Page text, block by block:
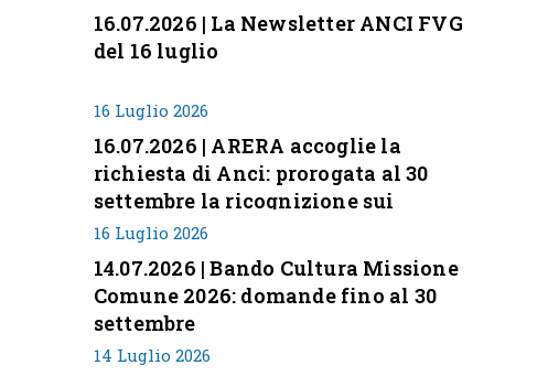
16.07.2026 | La Newsletter ANCI FVG
del 16 luglio
16 Luglio 2026
16.07.2026 | ARERA accoglie la
richiesta di Anci: prorogata al 30
settembre la ricognizione sui
corrispettivi
16 Luglio 2026
14.07.2026 | Bando Cultura Missione
Comune 2026: domande fino al 30
settembre
14 Luglio 2026